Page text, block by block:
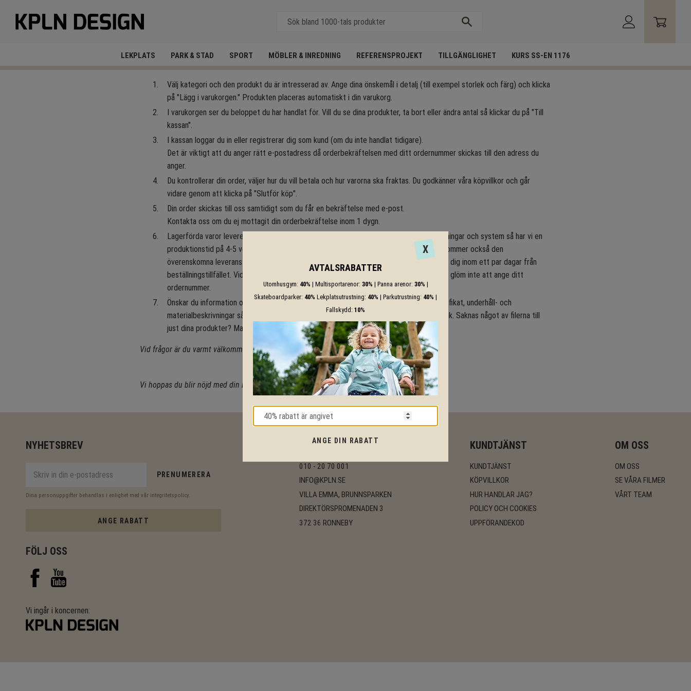
LEKPLATS PARK & STAD SPORT MÖBLER & INREDNING REFERENSPROJEKT TILLGÄNGLIGHET KURS SS-EN 1176
Välj kategori och den produkt du är intresserad av. Ange dina önskemål i detalj (till exempel storlek och färg) och klicka
på "Lägg i varukorgen." Produkten placeras automatiskt i din varukorg.
I varukorgen ser du beloppet du har handlat för. Vill du se dina produkter, ta bort eller ändra antal så klickar du på "Till
kassan".
I kassan loggar du in eller registrerar dig som kund (om du inte handlat tidigare).
Det är viktigt att du anger rätt e-postadress då orderbekräftelsen med ditt ordernummer skickas till den adress du
anger.
Du kontrollerar din order, väljer hur du vill betala och hur varorna ska fraktas. Du godkänner våra köpvillkor och går
vidare genom att klicka på "Slutför köp".
Din order skickas till oss samtidigt som du får en bekräftelse med e-post.
Kontakta oss om du ej mottagit din orderbekräftelse inom 1 dygn.
Lagerförda varor levereras normalt inom 14 dagar. För större produkter likt klätterställningar och system så har vi en
produktionstid på 4-5 veckor. Eftersom vi har ett väldigt stort utbud av produkter så kommer också den
överenskomna leveranstiden att framgå på din formella orderbekräftelse som mailas till dig inom ett par dagar från
beställningstillfället. Vid frågor om leveranstid maila till support@lekplatsgrossisten.se , glöm inte att ange ditt
ordernummer.
Önskar du information om dina produkter såsom dwg-filer, monteringsinstruktioner, certifikat, underhåll- och
materialbeskrivningar så laddar du ner dessa under respektive produktsida i vår webbutik. Saknas något av filerna till
just dina produkter? Maila till
support@lekplatsgrossisten.se.
Vid frågor är du varmt välkommen att kontakta oss.
Vi hoppas du blir nöjd med din beställning!
NYHETSBREV
PRENUMERERA
Dina personuppgifter behandlas i enlighet med vår integritetspolicy.
ANGE RABATT
KONTAKT
010 - 20 70 001
INFO@KPLN.SE
VILLA EMMA, BRUNNSPARKEN
DIREKTÖRSPROMENADEN 3
372 36 RONNEBY
KUNDTJÄNST
KUNDTJÄNST
KÖPVILLKOR
HUR HANDLAR JAG?
POLICY OCH COOKIES
UPPFÖRANDEKOD
OM OSS
OM OSS
SE VÅRA FILMER
VÅRT TEAM
FÖLJ OSS
Vi ingår i koncernen:
X
AVTALSRABATTER
Utomhusgym: 40% | Multisportarenor: 30% | Panna arenor: 30% |
Skateboardparker: 40% Lekplatsutrustning: 40% | Parkutrustning: 40% |
Fallskydd: 10%
ANGE DIN RABATT